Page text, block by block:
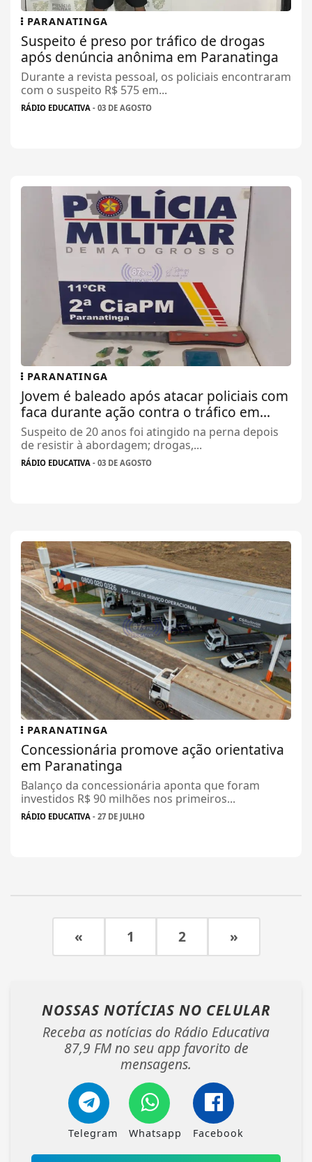
PARANATINGA
Suspeito é preso por tráfico de drogas
após denúncia anônima em Paranatinga
Durante a revista pessoal, os policiais encontraram
com o suspeito R$ 575 em...
RÁDIO EDUCATIVA - 03 DE AGOSTO
PARANATINGA
Jovem é baleado após atacar policiais com
faca durante ação contra o tráfico em...
Suspeito de 20 anos foi atingido na perna depois
de resistir à abordagem; drogas,...
RÁDIO EDUCATIVA - 03 DE AGOSTO
PARANATINGA
Concessionária promove ação orientativa
em Paranatinga
Balanço da concessionária aponta que foram
investidos R$ 90 milhões nos primeiros...
RÁDIO EDUCATIVA - 27 DE JULHO
« 1 2 »
NOSSAS NOTÍCIAS NO CELULAR
Receba as notícias do Rádio Educativa
87,9 FM no seu app favorito de
mensagens.
Telegram Whatsapp Facebook